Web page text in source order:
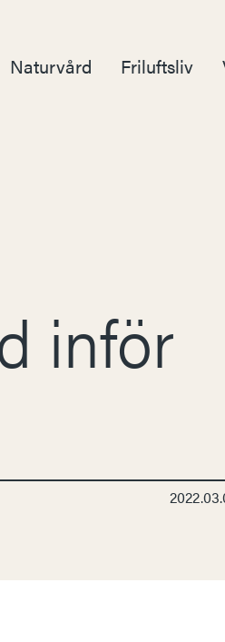
Naturvård Friluftsliv
inför